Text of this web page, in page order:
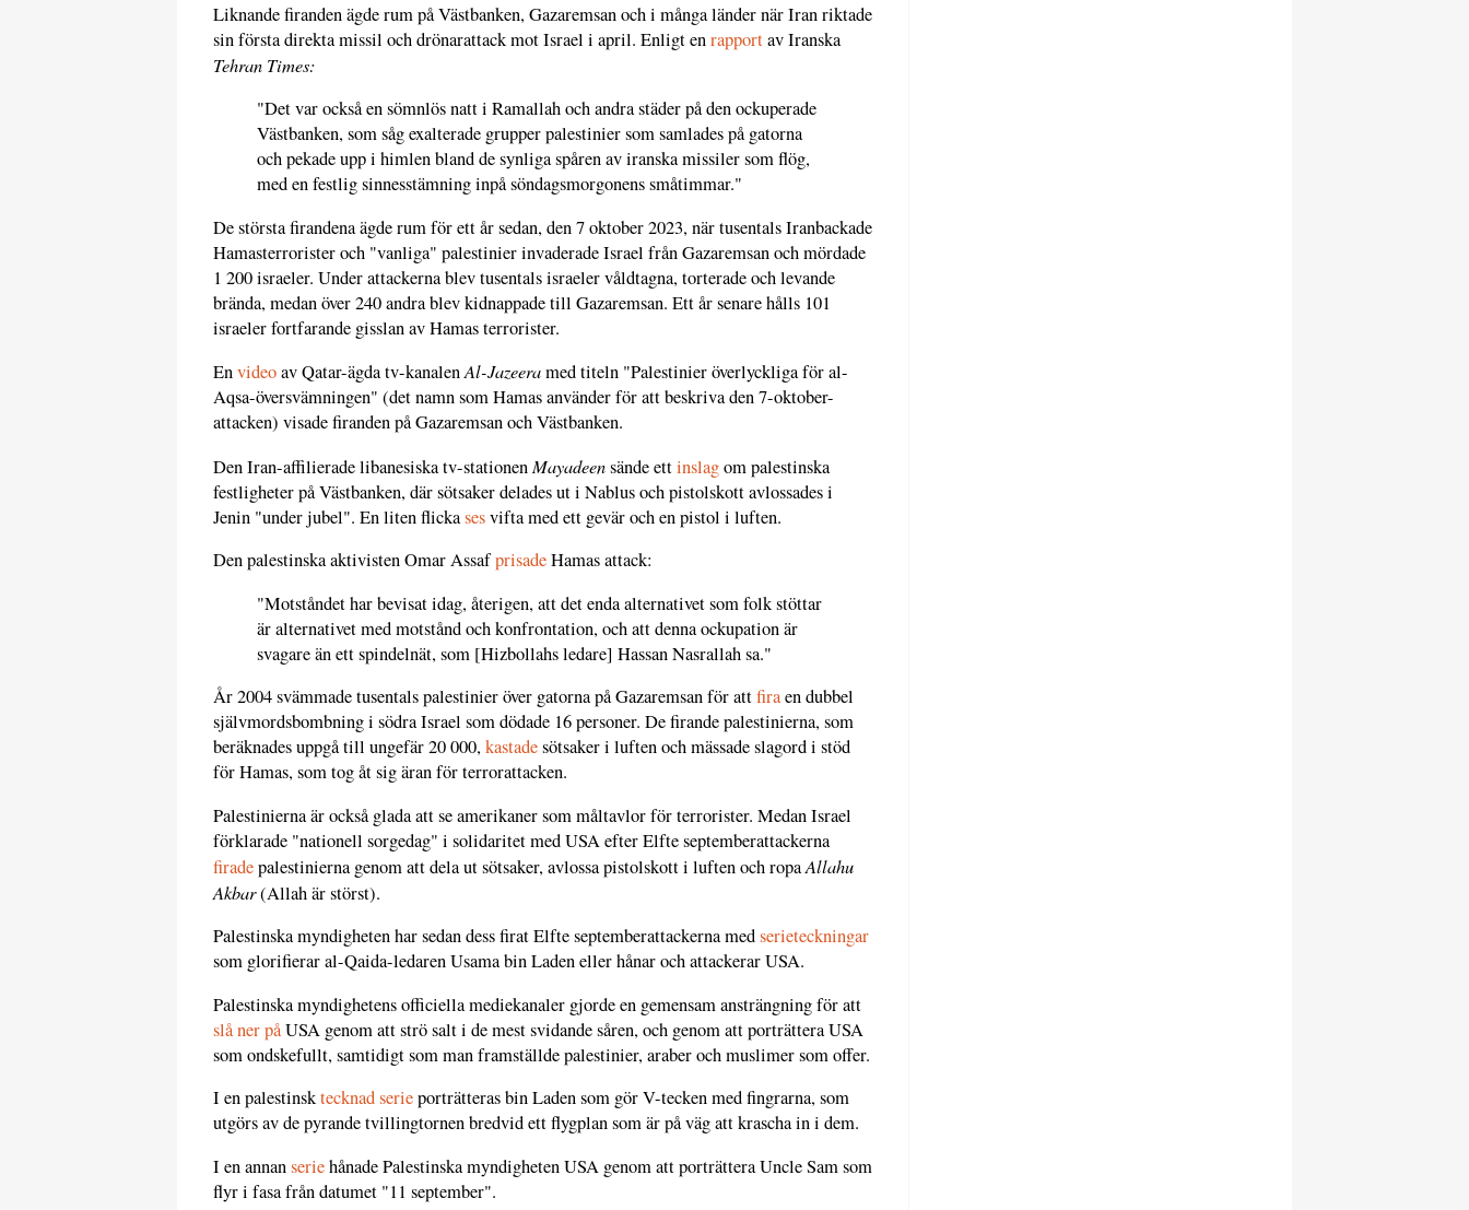
Liknande firanden ägde rum på Västbanken, Gazaremsan och i många länder när Iran riktade
sin första direkta missil och drönarattack mot Israel i april. Enligt enrapportav Iranska
Tehran Times:
"Det var också en sömnlös natt i Ramallah och andra städer på den ockuperade
Västbanken, som såg exalterade grupper palestinier som samlades på gatorna
och pekade upp i himlen bland de synliga spåren av iranska missiler som flög,
med en festlig sinnesstämning inpå söndagsmorgonens småtimmar."
De största firandena ägde rum för ett år sedan, den 7 oktober 2023, när tusentals Iranbackade
Hamasterrorister och "vanliga" palestinier invaderade Israel från Gazaremsan och mördade
1 200 israeler. Under attackerna blev tusentals israeler våldtagna, torterade och levande
brända, medan över 240 andra blev kidnappade till Gazaremsan. Ett år senare hålls 101
israeler fortfarande gisslan av Hamas terrorister.
Envideoav Qatar-ägda tv-kanalenAl-Jazeeramed titeln "Palestinier överlyckliga för al-
Aqsa-översvämningen" (det namn som Hamas använder för att beskriva den 7-oktober-
attacken) visade firanden på Gazaremsan och Västbanken.
Den Iran-affilierade libanesiska tv-stationenMayadeensände ettinslagom palestinska
festligheter på Västbanken, där sötsaker delades ut i Nablus och pistolskott avlossades i
Jenin "under jubel". En liten flickasesvifta med ett gevär och en pistol i luften.
Den palestinska aktivisten Omar AssafprisadeHamas attack:
"Motståndet har bevisat idag, återigen, att det enda alternativet som folk stöttar
är alternativet med motstånd och konfrontation, och att denna ockupation är
svagare än ett spindelnät, som [Hizbollahs ledare] Hassan Nasrallah sa."
År 2004 svämmade tusentals palestinier över gatorna på Gazaremsan för attfiraen dubbel
självmordsbombning i södra Israel som dödade 16 personer. De firande palestinierna, som
beräknades uppgå till ungefär 20 000,kastadesötsaker i luften och mässade slagord i stöd
för Hamas, som tog åt sig äran för terrorattacken.
Palestinierna är också glada att se amerikaner som måltavlor för terrorister. Medan Israel
förklarade "nationell sorgedag" i solidaritet med USA efter Elfte septemberattackerna
firadepalestinierna genom att dela ut sötsaker, avlossa pistolskott i luften och ropaAllahu
Akbar(Allah är störst).
Palestinska myndigheten har sedan dess firat Elfte septemberattackerna medserieteckningar
som glorifierar al-Qaida-ledaren Usama bin Laden eller hånar och attackerar USA.
Palestinska myndighetens officiella mediekanaler gjorde en gemensam ansträngning för att
slå ner påUSA genom att strö salt i de mest svidande såren, och genom att porträttera USA
som ondskefullt, samtidigt som man framställde palestinier, araber och muslimer som offer.
I en palestinsktecknad serieporträtteras bin Laden som gör V-tecken med fingrarna, som
utgörs av de pyrande tvillingtornen bredvid ett flygplan som är på väg att krascha in i dem.
I en annanseriehånade Palestinska myndigheten USA genom att porträttera Uncle Sam som
flyr i fasa från datumet "11 september".